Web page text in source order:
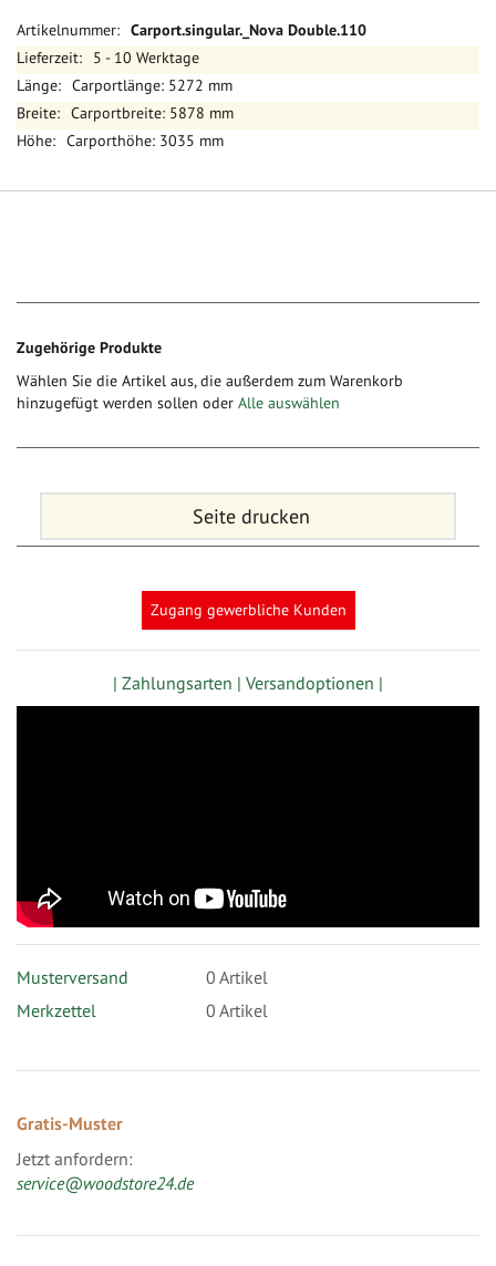
Mehr
Informationen
Carport.singular._Nova Double.110
5 - 10 Werktage
Carportlänge: 5272 mm
Carportbreite: 5878 mm
Carporthöhe: 3035 mm
Zugehörige Produkte
Wählen Sie die Artikel aus, die außerdem zum Warenkorb
hinzugefügt werden sollen oder Alle auswählen
Seite drucken
Zugang gewerbliche Kunden
| Zahlungsarten | Versandoptionen |
Musterversand 0 Artikel
Merkzettel
0 Artikel
Gratis-Muster
Jetzt anfordern:
service@woodstore24.de